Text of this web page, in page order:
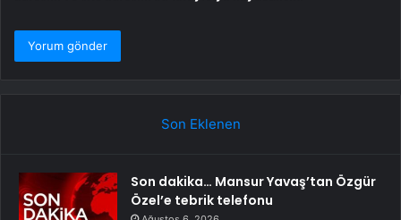
Son Eklenen
Son dakika… Mansur Yavaş’tan Özgür
Özel’e tebrik telefonu